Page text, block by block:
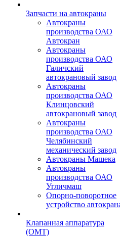
Запчасти на автокраны
Автокраны
производства ОАО
Автокран
Автокраны
производства ОАО
Галичский
автокрановый завод
Автокраны
производства ОАО
Клинцовский
автокрановый завод
Автокраны
производства ОАО
Челябинский
механический завод
Автокраны Машека
Автокраны
производства ОАО
Угличмаш
Опорно-поворотное
устройство
Клапанная аппаратура
(OMT)